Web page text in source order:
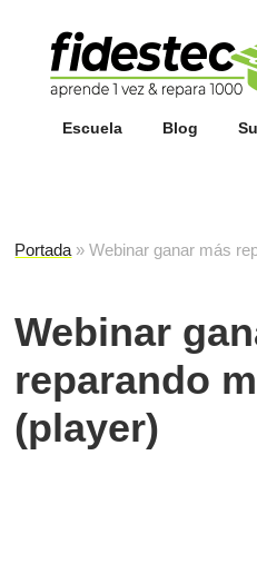
Escuela Blog
Portada »Webinar ganar más
Webinar
reparando
(player)